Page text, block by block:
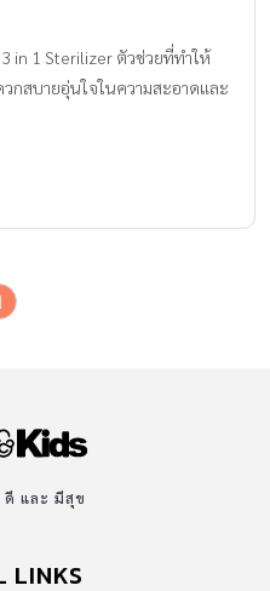
in 1 Sterilizer ตัวช่วยที่ทำให้
กสบายอุ่นใจในความสะอาดและ
ดี และ มีสุข
LINKS